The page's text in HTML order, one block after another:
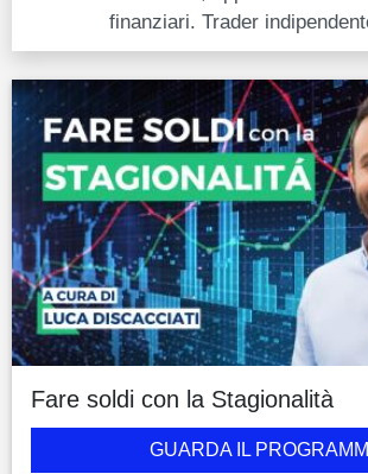
finanziari. Trader
Fare soldi con la Stagionalità
GUARDA IL